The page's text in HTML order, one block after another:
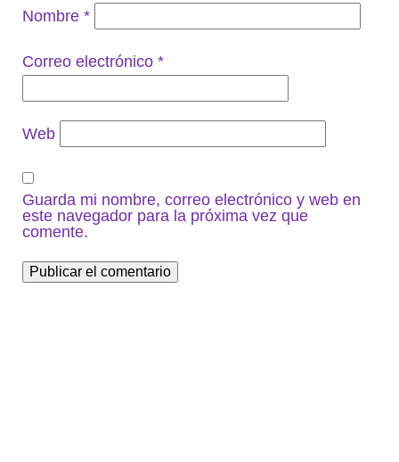
Nombre *
Correo electrónico *
Web
Guarda mi nombre, correo electrónico y web en
este navegador para la próxima vez que
comente.